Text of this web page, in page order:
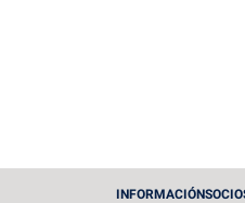
INFORMACIÓN